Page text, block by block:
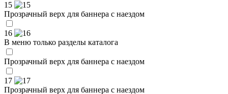
15
Прозрачный верх для баннера с наездом
16
В меню только разделы каталога
Прозрачный верх для баннера с наездом
17
Прозрачный верх для баннера с наездом